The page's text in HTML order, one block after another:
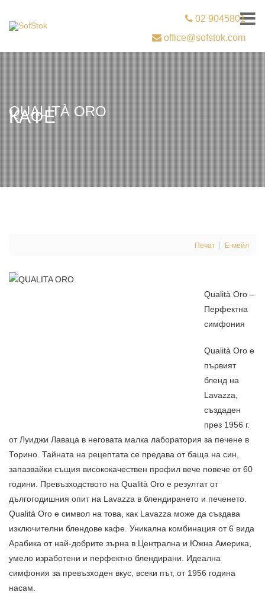
02 9045801
office@sofstok.com
КАФЕ
QUALITÀ ORO
Печат Е-мейл
Qualità Oro –
Перфектна
симфония
Qualità Oro е
първият
бленд на
Lavazza,
създаден
през 1956 г.
от Луиджи Лаваца в неговата малка лаборатория за печене в
Торино. Тайната на рецептата се предава от баща на син,
запазвайки същия висококачествен профил вече повече от 60
години. Превъзходството на Qualità Oro е резултат от
дългогодишния опит на Lavazza в блендирането и печенето.
Qualità Oro е символ на това, как Lavazza може да създава
изключителни блендове кафе. Уникална комбинация от 6 вида
Арабика от най-добрите зърна в Централна и Южна Америка,
умело изработени и перфектно блендирани. Идеална
симфония за превъзходен вкус, всеки път, от 1956 година
насам.